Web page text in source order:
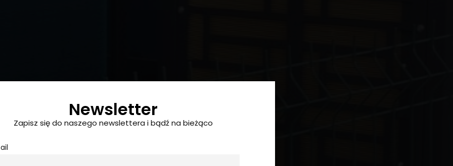
Newsletter
Zapisz się do naszego newslettera i bądź na bieżąco